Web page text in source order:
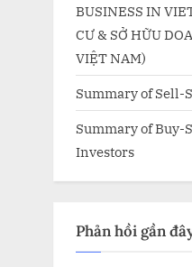
BUSINESS IN
CƯ & SỞ HỮU
VIỆT NAM)
Summary of Sell-
Summary of Buy-
Investors
Phản hồi gần